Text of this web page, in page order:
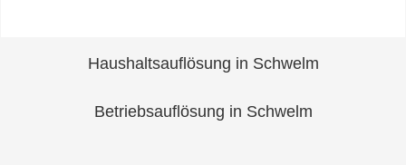
Haushaltsauflösung in Schwelm
Betriebsauflösung in Schwelm